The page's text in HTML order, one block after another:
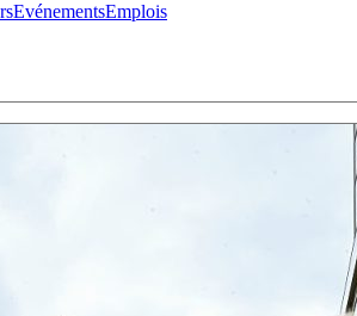
EvénementsEmplois